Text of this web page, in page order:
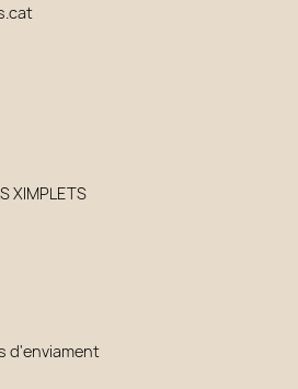
XIMPLETS
d'enviament